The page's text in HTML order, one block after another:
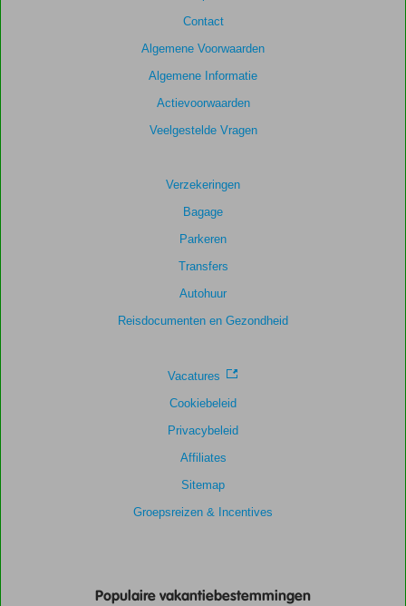
Contact
Algemene Voorwaarden
Algemene Informatie
Actievoorwaarden
Veelgestelde Vragen
Verzekeringen
Bagage
Parkeren
Transfers
Autohuur
Reisdocumenten en Gezondheid
Vacatures
Cookiebeleid
Privacybeleid
Affiliates
Sitemap
Groepsreizen & Incentives
Populaire vakantiebestemmingen